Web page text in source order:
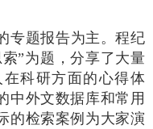
专题报告为主。程纪
”为题，分享了大量
科研方面的心得体
中外文数据库和常用
的检索案例为大家演